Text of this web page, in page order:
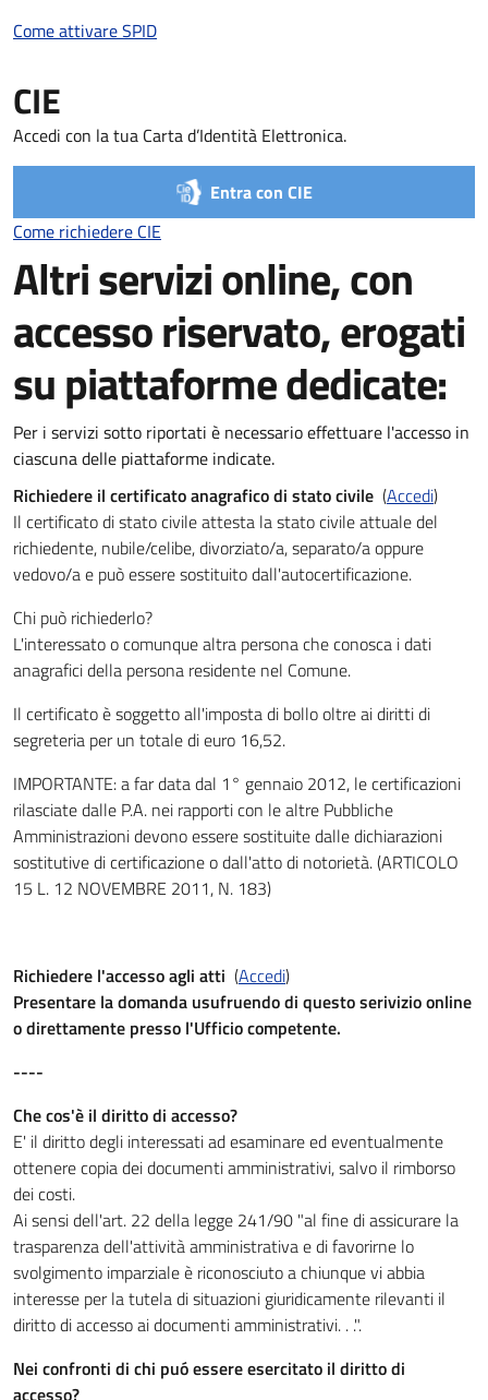
Come attivare SPIDCome attivare SPID
CIE
Accedi con la tua Carta d’Identità Elettronica.
Entra con CIE
Come richiedere CIECome richiedere CIE
Altri servizi online, con
accesso riservato, erogati
su piattaforme dedicate:
Per i servizi sotto riportati è necessario effettuare l'accesso in
ciascuna delle piattaforme indicate.
Richiedere il certificato anagrafico di stato civile (Accedi)
Il certificato di stato civile attesta la stato civile attuale del
richiedente, nubile/celibe, divorziato/a, separato/a oppure
vedovo/a e può essere sostituito dall'autocertificazione.
Chi può richiederlo?
L'interessato o comunque altra persona che conosca i dati
anagrafici della persona residente nel Comune.
Il certificato è soggetto all'imposta di bollo oltre ai diritti di
segreteria per un totale di euro 16,52.
IMPORTANTE: a far data dal 1° gennaio 2012, le certificazioni
rilasciate dalle P.A. nei rapporti con le altre Pubbliche
Amministrazioni devono essere sostituite dalle dichiarazioni
sostitutive di certificazione o dall'atto di notorietà. (ARTICOLO
15 L. 12 NOVEMBRE 2011, N. 183)
Richiedere l'accesso agli atti (Accedi)
Presentare la domanda usufruendo di questo serivizio online
o direttamente presso l'Ufficio competente.
----
Che cos'è il diritto di accesso?
E' il diritto degli interessati ad esaminare ed eventualmente
ottenere copia dei documenti amministrativi, salvo il rimborso
dei costi.
Ai sensi dell'art. 22 della legge 241/90 "al fine di assicurare la
trasparenza dell'attività amministrativa e di favorirne lo
svolgimento imparziale è riconosciuto a chiunque vi abbia
interesse per la tutela di situazioni giuridicamente rilevanti il
diritto di accesso ai documenti amministrativi. . .".
Nei confronti di chi puó essere esercitato il diritto di
accesso?